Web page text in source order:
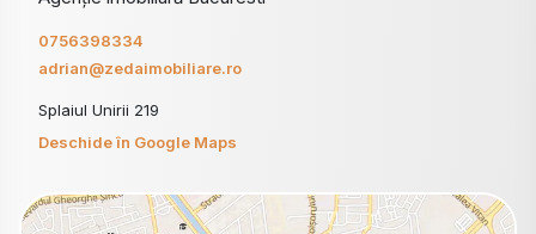
0756398334
adrian@zedaimobiliare.ro
Splaiul Unirii 219
Deschide în Google Maps